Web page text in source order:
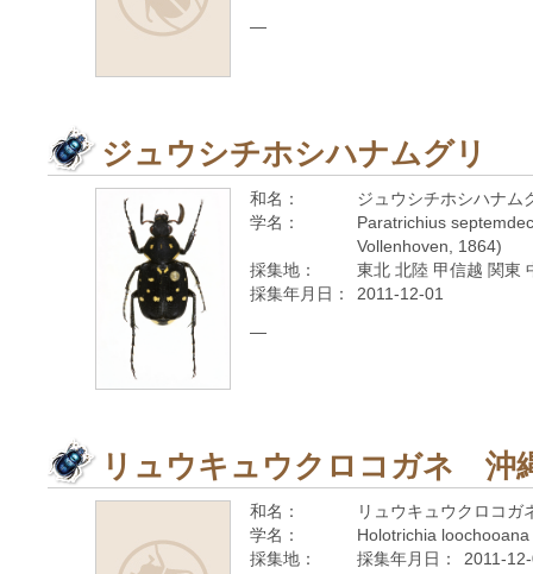
—
ジュウシチホシハナムグリ
和名：
ジュウシチホシハナム
学名：
Paratrichius
Vollenhoven, 1864)
採集地：
東北 北陸 甲信越 関東
採集年月日：
2011-12-01
—
リュウキュウクロコガネ 沖
和名：
リュウキュウクロコ
学名：
Holotrichia
採集地：
採集年月日： 2011-